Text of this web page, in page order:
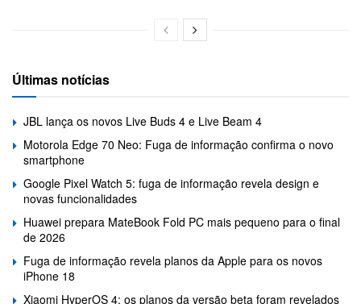
Últimas notícias
JBL lança os novos Live Buds 4 e Live Beam 4
Motorola Edge 70 Neo: Fuga de informação confirma o novo
smartphone
Google Pixel Watch 5: fuga de informação revela design e
novas funcionalidades
Huawei prepara MateBook Fold PC mais pequeno para o final
de 2026
Fuga de informação revela planos da Apple para os novos
iPhone 18
Xiaomi HyperOS 4: os planos da versão beta foram revelados